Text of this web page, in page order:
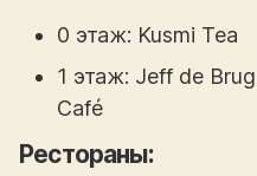
0 этаж: Kusmi Tea
1 этаж: Jeff de
Café
Рестораны: